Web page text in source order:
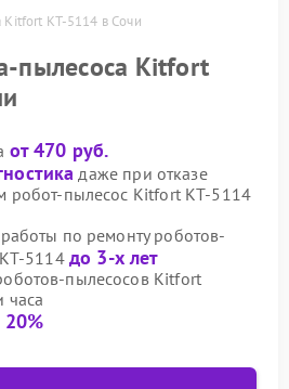
Kitfort КТ-5114 в Сочи
пылесоса Kitfort
от 470 руб.
даже при отказе
робот-пылесос Kitfort КТ-5114
по ремонту роботов-
5114до 3-х лет
пылесосов Kitfort
часа
20%